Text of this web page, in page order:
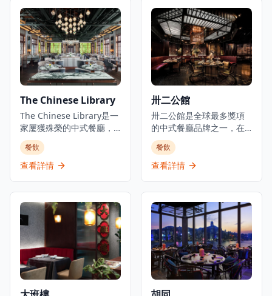
提供點心、婚禮菜單、魚
翅鮑魚餐、鹿兒島和牛、
雞尾酒及素食選擇。餐廳
坐擁維多利亞港的壯麗景
色，為用餐體驗增添無與
倫比的視覺享受。南海一
號以傳統粵菜精髓為基
創造出既保留傳統風味又
具創新元素的精緻菜式。
餐廳的點心製作精細，選
用上等食材，每一道點心
都展現了粵式點心的精緻
工藝。婚禮菜單經過精心
型婚宴都能完美應對。餐
廳還特別提供優質的魚翅
鮑魚套餐，選用頂級食
材，呈現粵菜的精華。此
外，餐廳引進的鹿兒島和
牛品質卓越，經過專業烹
調，肉質鮮嫩多汁。餐廳
來更豐富的餐飲體驗，每
一道菜都展現了中菜的創
新與傳統的完美結合。以
高級粵菜著稱，餐廳裝潢
奢華典雅，提供窗邊座位
可享維港美景，無論是日
間還是夜晚，都能欣賞到
六公館的菜單融合了經典
粵菜精髓與現代創意，選
用優質食材，由經驗豐富
的廚師團隊精心烹製。無
論是想要享受浪漫晚餐還
是慶祝特殊場合，六公館
景的同時，品味精緻的中
式美食。
The Chinese Library
The Chinese Library是一
家屢獲殊榮的中式餐廳，
位於香港中環大館歷史悠
久的前警察總部頂層。餐
廳在殖民地優雅環境中提
川菜到上海菜。以現代點
心和傳統中式料理聞名，
餐廳提供早午餐、午餐和
晚餐，設有高級用餐室和
可俯瞰庭院的露台座位。
每道點心和菜餚都精心製
作，根植於傳統但以現代
餐飲
查看詳情
卅二公館
卅二公館是全球最多獎項
的中式餐廳品牌之一，在
香港提供世界級的中式料
理和雞尾酒。餐廳以紐約
市莫特街32號命名——這
——代表了對傳統中式用
餐的現代詮釋。自2014年
在香港開業以來，這個創
新概念以其當代中式料理
方式改變了精緻餐飲。餐
廳被廣泛認為提供「香港
最佳北京烤鴨」，並採用
餐飲
查看詳情